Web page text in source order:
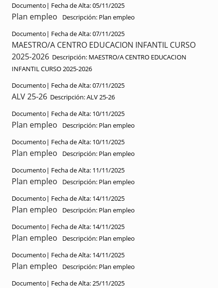
Documento| Fecha de Alta:05/11/2025
Plan empleo Descripción: Plan empleo
Documento| Fecha de Alta:07/11/2025
MAESTRO/A CENTRO EDUCACION INFANTIL CURSO
2025-2026 Descripción: MAESTRO/A CENTRO EDUCACION
INFANTIL CURSO 2025-2026
Documento| Fecha de Alta:07/11/2025
ALV 25-26 Descripción:ALV 25-26
Documento| Fecha de Alta: 10/11/2025
Plan empleo Descripción: Plan empleo
Documento| Fecha de Alta: 10/11/2025
Plan empleo Descripción: Plan empleo
Documento| Fecha de Alta: 11/11/2025
Plan empleo Descripción: Plan empleo
Documento| Fecha de Alta: 14/11/2025
Plan empleo Descripción: Plan empleo
Documento| Fecha de Alta: 14/11/2025
Plan empleo Descripción: Plan empleo
Documento| Fecha de Alta: 14/11/2025
Plan empleo Descripción: Plan empleo
Documento| Fecha de Alta:25/11/2025